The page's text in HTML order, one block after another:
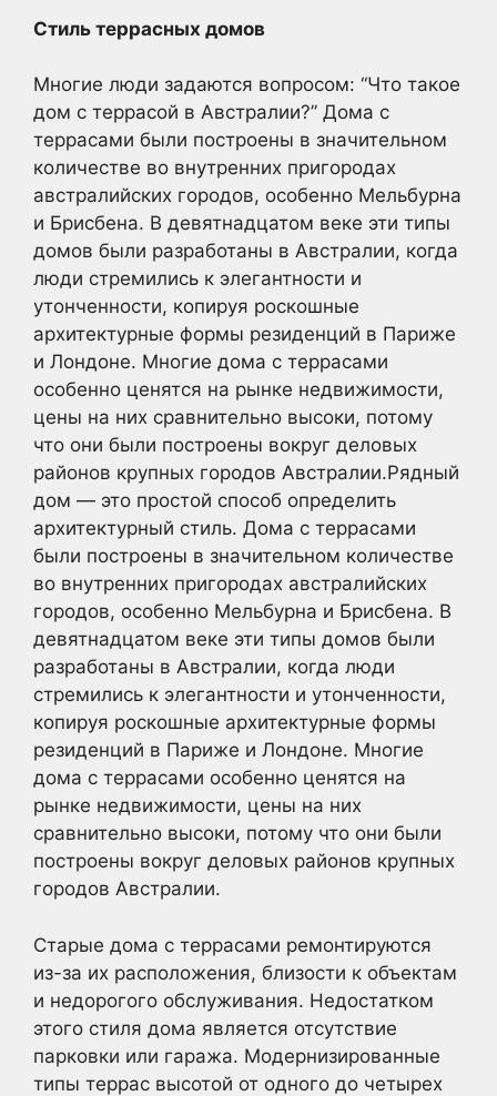
Стиль террасных домов
Многие люди задаются вопросом: “Что такое
дом с террасой в Австралии?” Дома с
террасами были построены в значительном
количестве во внутренних пригородах
австралийских городов, особенно Мельбурна
и Брисбена. В девятнадцатом веке эти типы
домов были разработаны в Австралии, когда
люди стремились к элегантности и
утонченности, копируя роскошные
архитектурные формы резиденций в Париже
и Лондоне. Многие дома с террасами
особенно ценятся на рынке недвижимости,
цены на них сравнительно высоки, потому
что они были построены вокруг деловых
районов крупных городов Австралии.Рядный
дом — это простой способ определить
архитектурный стиль. Дома с террасами
были построены в значительном количестве
во внутренних пригородах австралийских
городов, особенно Мельбурна и Брисбена. В
девятнадцатом веке эти типы домов были
разработаны в Австралии, когда люди
стремились к элегантности и утонченности,
копируя роскошные архитектурные формы
резиденций в Париже и Лондоне. Многие
дома с террасами особенно ценятся на
рынке недвижимости, цены на них
сравнительно высоки, потому что они были
построены вокруг деловых районов крупных
городов Австралии.
Старые дома с террасами ремонтируются
из-за их расположения, близости к объектам
и недорогого обслуживания. Недостатком
этого стиля дома является отсутствие
парковки или гаража. Модернизированные
типы террас высотой от одного до четырех